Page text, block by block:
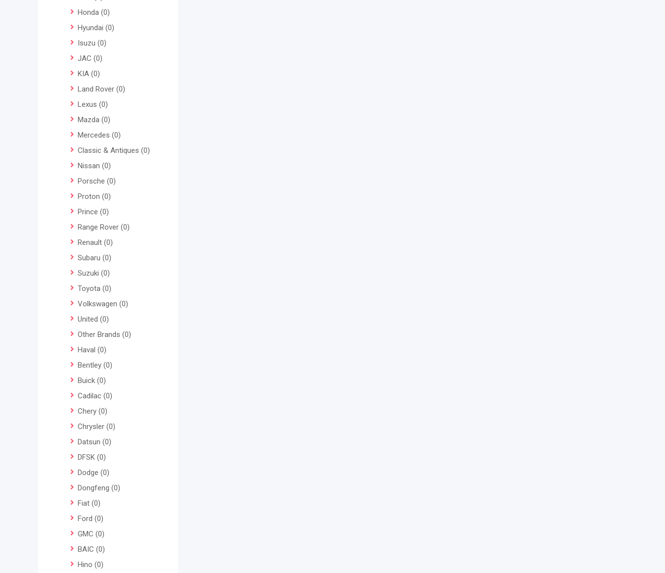
Honda (0)
Hyundai (0)
Isuzu (0)
JAC (0)
KIA (0)
Land Rover (0)
Lexus (0)
Mazda (0)
Mercedes (0)
Classic & Antiques (0)
Nissan (0)
Porsche (0)
Proton (0)
Prince (0)
Range Rover (0)
Renault (0)
Subaru (0)
Suzuki (0)
Toyota (0)
Volkswagen (0)
United (0)
Other Brands (0)
Haval (0)
Bentley (0)
Buick (0)
Cadilac (0)
Chery (0)
Chrysler (0)
Datsun (0)
DFSK (0)
Dodge (0)
Dongfeng (0)
Fiat (0)
Ford (0)
GMC (0)
BAIC (0)
Hino (0)